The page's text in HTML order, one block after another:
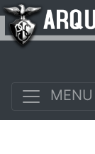
MENU